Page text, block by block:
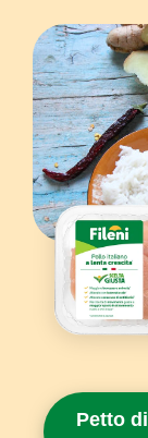
Petto